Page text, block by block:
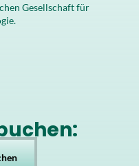
Gesellschaft für